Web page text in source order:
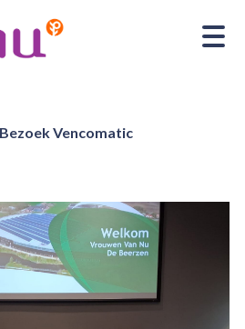
Vencomatic